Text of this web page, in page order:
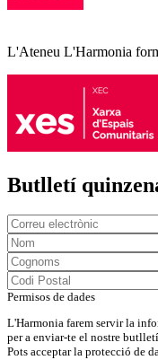
L'Ateneu L'Harmonia
Butlletí
Permisos de dades
L'Harmonia farem servir la
per a enviar-te el nostre
Pots acceptar la protecció de